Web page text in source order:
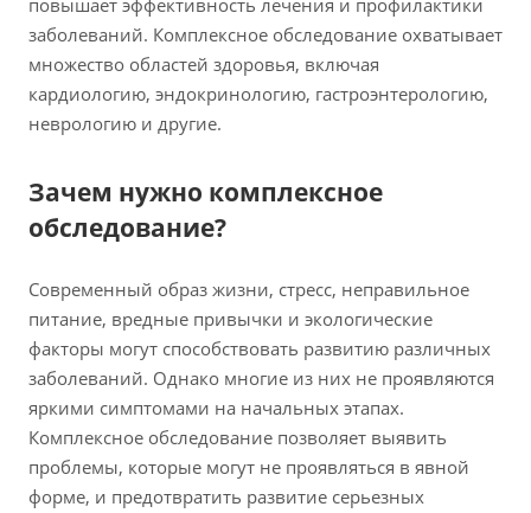
повышает эффективность лечения и профилактики
заболеваний. Комплексное обследование охватывает
множество областей здоровья, включая
кардиологию, эндокринологию, гастроэнтерологию,
неврологию и другие.
Зачем нужно комплексное
обследование?
Современный образ жизни, стресс, неправильное
питание, вредные привычки и экологические
факторы могут способствовать развитию различных
заболеваний. Однако многие из них не проявляются
яркими симптомами на начальных этапах.
Комплексное обследование позволяет выявить
проблемы, которые могут не проявляться в явной
форме, и предотвратить развитие серьезных